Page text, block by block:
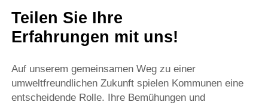
Teilen Sie Ihre
Erfahrungen mit uns!
Auf unserem gemeinsamen Weg zu einer
umweltfreundlichen Zukunft spielen Kommunen eine
entscheidende Rolle. Ihre Bemühungen und